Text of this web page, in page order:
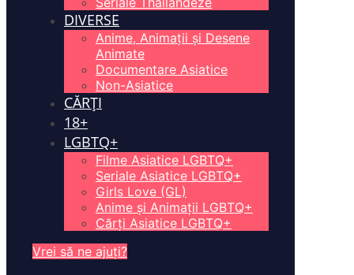
DIVERSE
Anime, Animații și Desene
Animate
Documentare Asiatice
Non-Asiatice
CĂRȚI
18+
LGBTQ+
Filme Asiatice LGBTQ+
Seriale Asiatice LGBTQ+
Girls Love (GL)
Anime și Animații LGBTQ+
Cărți Asiatice LGBTQ+
Vrei să ne ajuți?